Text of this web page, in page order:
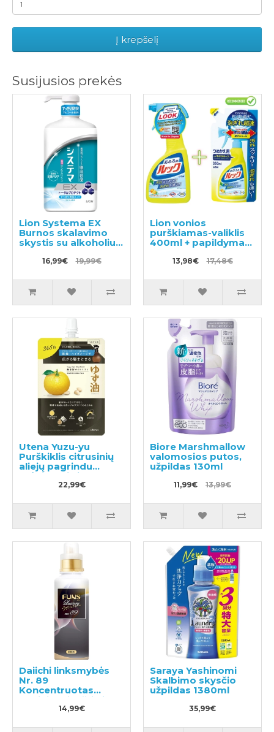
Į krepšelį
Susijusios prekės
Lion Systema EX
Burnos skalavimo
skystis su alkoholiu
16,99€ 19,99€
Lion vonios
purškiamas-valiklis
400ml + papildymas
13,98€ 17,48€
Utena Yuzu-yu
Purškiklis citrusinių
aliejų pagrindu
drėkinantis ir
maitinantis plaukus,
22,99€
Biore Marshmallow
valomosios putos,
užpildas 130ml
11,99€ 13,99€
Daiichi linksmybės
Nr. 89
Koncentruotas
audinių minkštiklis
14,99€
Saraya Yashinomi
Skalbimo skysčio
užpildas 1380ml
35,99€